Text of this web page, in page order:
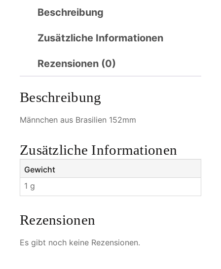
t
u
M
n
g
e
Beschreibung
Zusätzliche Informationen
Rezensionen (0)
Beschreibung
Männchen aus Brasilien 152mm
Zusätzliche Informationen
Gewicht
1 g
Rezensionen
Es gibt noch keine Rezensionen.